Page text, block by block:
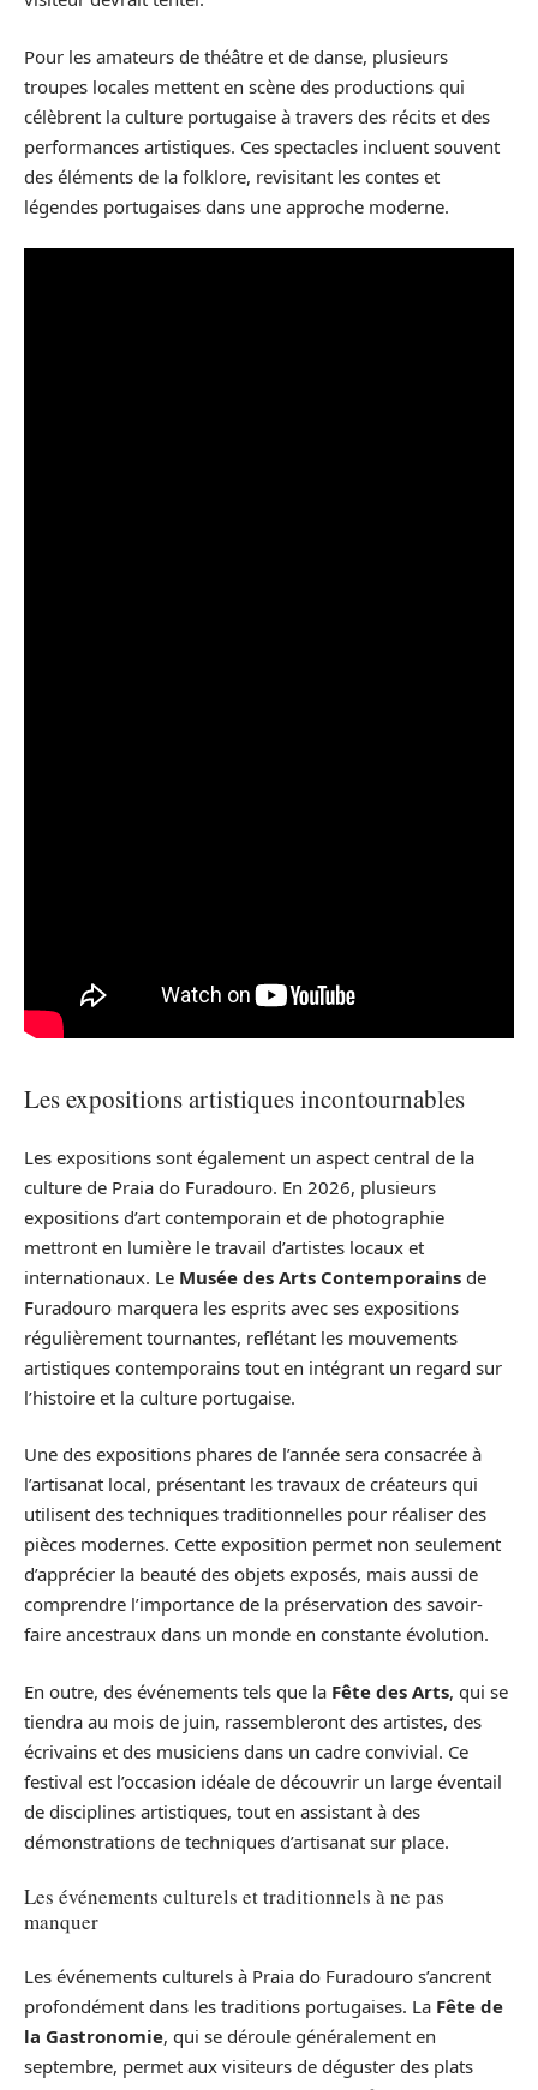
Pour les amateurs de théâtre et de danse, plusieurs
troupes locales mettent en scène des productions qui
célèbrent la culture portugaise à travers des récits et des
performances artistiques. Ces spectacles incluent souvent
des éléments de la folklore, revisitant les contes et
légendes portugaises dans une approche moderne.
Les expositions artistiques incontournables
Les expositions sont également un aspect central de la
culture de Praia do Furadouro. En 2026, plusieurs
expositions d’art contemporain et de photographie
mettront en lumière le travail d’artistes locaux et
internationaux. Le Musée des Arts Contemporains de
Furadouro marquera les esprits avec ses expositions
régulièrement tournantes, reflétant les mouvements
artistiques contemporains tout en intégrant un regard sur
l’histoire et la culture portugaise.
Une des expositions phares de l’année sera consacrée à
l’artisanat local, présentant les travaux de créateurs qui
utilisent des techniques traditionnelles pour réaliser des
pièces modernes. Cette exposition permet non seulement
d’apprécier la beauté des objets exposés, mais aussi de
comprendre l’importance de la préservation des savoir-
faire ancestraux dans un monde en constante évolution.
En outre, des événements tels que la Fête des Arts, qui se
tiendra au mois de juin, rassembleront des artistes, des
écrivains et des musiciens dans un cadre convivial. Ce
festival est l’occasion idéale de découvrir un large éventail
de disciplines artistiques, tout en assistant à des
démonstrations de techniques d’artisanat sur place.
Les événements culturels et traditionnels à ne pas
manquer
Les événements culturels à Praia do Furadouro s’ancrent
profondément dans les traditions portugaises. La Fête de
la Gastronomie, qui se déroule généralement en
septembre, permet aux visiteurs de déguster des plats